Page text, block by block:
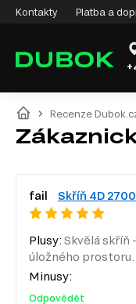
Kontakty Platba a
Recenze
fail Skříň 4D
Plusy: Skvělá skříň
úložného
Minusy:
Odpovědět